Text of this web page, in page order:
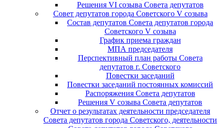
Решения VI созыва Совета депутатов
Совет депутатов города Советского V созыва
Состав депутатов Совета депутатов города
Советского V созыва
График приема граждан
МПА председателя
Перспективный план работы Совета
депутатов г. Советского
Повестки заседаний
Повестки заседаний постоянных комиссий
Распоряжения Совета депутатов
Решения V созыва Совета депутатов
Отчет о результатах деятельности председателя
Совета депутатов города Советского, деятельности